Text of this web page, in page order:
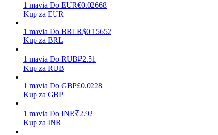
Codziennie zdobywaj konkurencyjne nagrody
1 mavia Do EUR€0.02668
Kup za EUR
1 mavia Do BRLR$0.15652
Kup za BRL
1 mavia Do RUB₽2.51
Kup za RUB
1 mavia Do GBP£0.0228
Kup za GBP
1 mavia Do INR₹2.92
Kup za INR